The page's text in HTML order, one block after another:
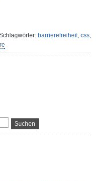
Schlagwörter: barrierefreiheit, css,